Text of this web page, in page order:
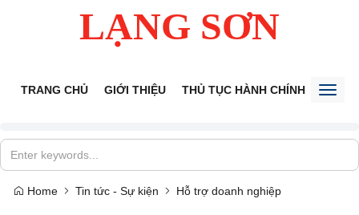
LẠNG SƠN
TRANG CHỦ GIỚI THIỆU THỦ TỤC HÀNH CHÍNH TIẾP
Home Tin tức - Sự kiện Hỗ trợ doanh nghiệp